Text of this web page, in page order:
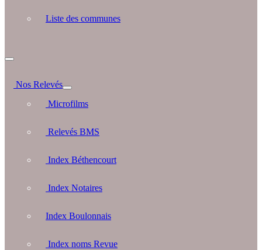
Liste des communes
Nos Relevés
Microfilms
Relevés BMS
Index Béthencourt
Index Notaires
Index Boulonnais
Index noms Revue